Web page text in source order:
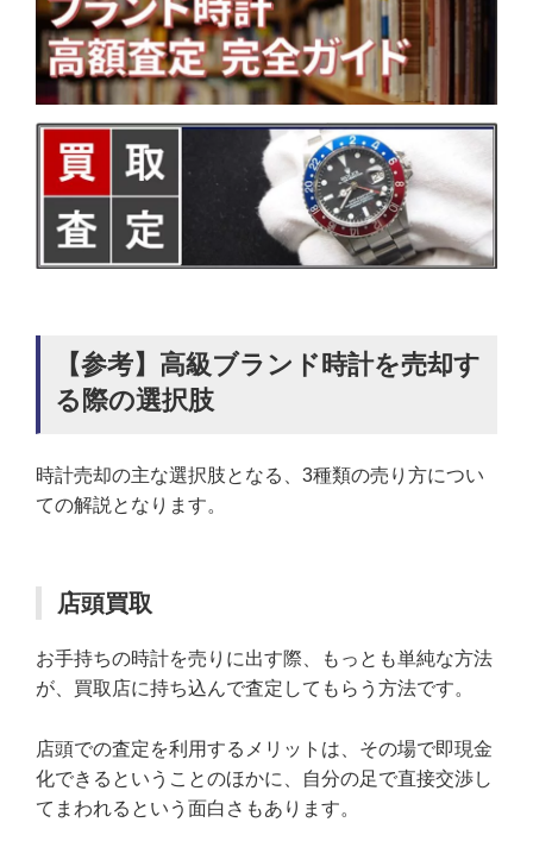
【参考】高級ブランド時計を売却す
る際の選択肢
時計売却の主な選択肢となる、3種類の売り方につい
ての解説となります。
店頭買取
お手持ちの時計を売りに出す際、もっとも単純な方法
が、買取店に持ち込んで査定してもらう方法です。
店頭での査定を利用するメリットは、その場で即現金
化できるということのほかに、自分の足で直接交渉し
てまわれるという面白さもあります。